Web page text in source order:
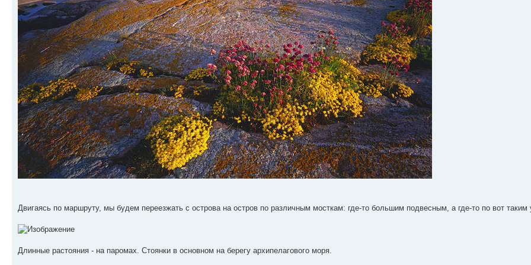
Двигаясь по маршруту, мы будем переезжать с острова на остров по различным мосткам: где-то большим подвесным, а где-то по вот таким
Длинные растояния - на паромах. Стоянки в основном на берегу архипелагового моря.